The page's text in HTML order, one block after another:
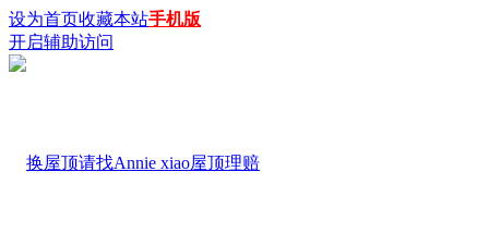
设为首页收藏本站手机版
开启辅助访问